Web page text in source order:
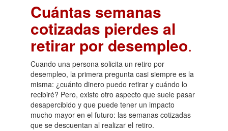
Cuántas semanas
cotizadas pierdes al
retirar por desempleo.
Cuando una persona solicita un retiro por
desempleo, la primera pregunta casi siempre es la
misma: ¿cuánto dinero puedo retirar y cuándo lo
recibiré? Pero, existe otro aspecto que suele pasar
desapercibido y que puede tener un impacto
mucho mayor en el futuro: las semanas cotizadas
que se descuentan al realizar el retiro.